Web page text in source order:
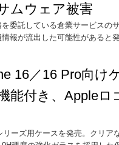
ムウェア被害
委託している倉業サービスの
報が流出した可能性があると
16／16 Pro向
能付き、Appleロ
ーズ用ケースを発売。クリア